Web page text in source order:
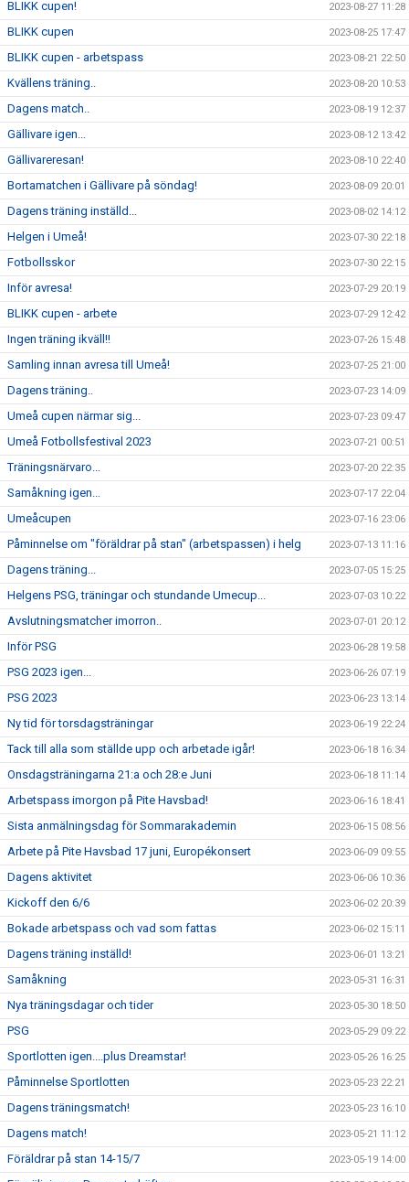
BLIKK cupen! 2023-08-27 11:28
BLIKK cupen 2023-08-25 17:47
BLIKK cupen - arbetspass 2023-08-21 22:50
Kvällens träning.. 2023-08-20 10:53
Dagens match.. 2023-08-19 12:37
Gällivare igen... 2023-08-12 13:42
Gällivareresan! 2023-08-10 22:40
Bortamatchen i Gällivare på söndag! 2023-08-09 20:01
Dagens träning inställd... 2023-08-02 14:12
Helgen i Umeå! 2023-07-30 22:18
Fotbollsskor 2023-07-30 22:15
Inför avresa! 2023-07-29 20:19
BLIKK cupen - arbete 2023-07-29 12:42
Ingen träning ikväll!! 2023-07-26 15:48
Samling innan avresa till Umeå! 2023-07-25 21:00
Dagens träning.. 2023-07-23 14:09
Umeå cupen närmar sig... 2023-07-23 09:47
Umeå Fotbollsfestival 2023 2023-07-21 00:51
Träningsnärvaro... 2023-07-20 22:35
Samåkning igen... 2023-07-17 22:04
Umeåcupen 2023-07-16 23:06
Påminnelse om "föräldrar på stan" (arbetspassen) i helg 2023-07-13 11:16
Dagens träning... 2023-07-05 15:25
Helgens PSG, träningar och stundande Umecup... 2023-07-03 10:22
Avslutningsmatcher imorron.. 2023-07-01 20:12
Inför PSG 2023-06-28 19:58
PSG 2023 igen... 2023-06-26 07:19
PSG 2023 2023-06-23 13:14
Ny tid för torsdagsträningar 2023-06-19 22:24
Tack till alla som ställde upp och arbetade igår! 2023-06-18 16:34
Onsdagsträningarna 21:a och 28:e Juni 2023-06-18 11:14
Arbetspass imorgon på Pite Havsbad! 2023-06-16 18:41
Sista anmälningsdag för Sommarakademin 2023-06-15 08:56
Arbete på Pite Havsbad 17 juni, Europékonsert 2023-06-09 09:55
Dagens aktivitet 2023-06-06 10:36
Kickoff den 6/6 2023-06-02 20:39
Bokade arbetspass och vad som fattas 2023-06-02 15:11
Dagens träning inställd! 2023-06-01 13:21
Samåkning 2023-05-31 16:31
Nya träningsdagar och tider 2023-05-30 18:50
PSG 2023-05-29 09:22
Sportlotten igen....plus Dreamstar! 2023-05-26 16:25
Påminnelse Sportlotten 2023-05-23 22:21
Dagens träningsmatch! 2023-05-23 16:10
Dagens match! 2023-05-21 11:12
Föräldrar på stan 14-15/7 2023-05-19 14:00